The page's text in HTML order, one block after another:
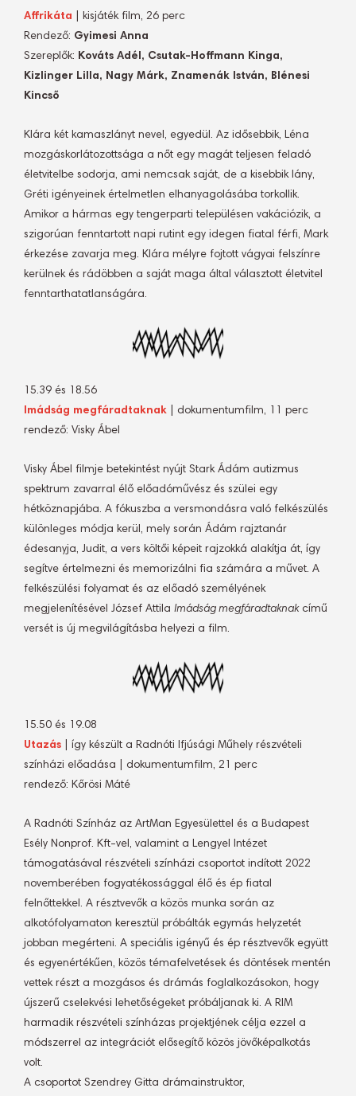
Affrikáta
| kisjáték film, 26 perc
Rendező: Gyimesi Anna
Szereplők: Kováts Adél, Csutak-Hoffmann Kinga,
Kizlinger Lilla, Nagy Márk, Znamenák István, Blénesi
Kincső
Klára két kamaszlányt nevel, egyedül. Az idősebbik, Léna
mozgáskorlátozottsága a nőt egy magát teljesen feladó
életvitelbe sodorja, ami nemcsak saját, de a kisebbik lány,
Gréti igényeinek értelmetlen elhanyagolásába torkollik.
Amikor a hármas egy tengerparti településen vakációzik, a
szigorúan fenntartott napi rutint egy idegen fiatal férfi, Mark
érkezése zavarja meg. Klára mélyre fojtott vágyai felszínre
kerülnek és rádöbben a saját maga által választott életvitel
fenntarthatatlanságára.
15.39 és 18.56
Imádság megfáradtaknak
| dokumentumfilm, 11 perc
rendező: Visky Ábel
Visky Ábel filmje betekintést nyújt Stark Ádám autizmus
spektrum zavarral élő előadóművész és szülei egy
hétköznapjába. A fókuszba a versmondásra való felkészülés
különleges módja kerül, mely során Ádám rajztanár
édesanyja, Judit, a vers költői képeit rajzokká alakítja át, így
segítve értelmezni és memorizálni fia számára a művet. A
felkészülési folyamat és az előadó személyének
megjelenítésével József Attila Imádság megfáradtaknakcímű
versét is új megvilágításba helyezi a film.
15.50 és 19.08
Utazás
| így készült a Radnóti Ifjúsági Műhely részvételi
színházi előadása | dokumentumfilm, 21 perc
rendező: Kőrösi Máté
A Radnóti Színház az ArtMan Egyesülettel és a Budapest
Esély Nonprof. Kft-vel, valamint a Lengyel Intézet
támogatásával részvételi színházi csoportot indított 2022
novemberében fogyatékossággal élő és ép fiatal
felnőttekkel. A résztvevők a közös munka során az
alkotófolyamaton keresztül próbálták egymás helyzetét
jobban megérteni. A speciális igényű és ép résztvevők együtt
és egyenértékűen, közös témafelvetések és döntések mentén
vettek részt a mozgásos és drámás foglalkozásokon, hogy
újszerű cselekvési lehetőségeket próbáljanak ki. A RIM
harmadik részvételi színházas projektjének célja ezzel a
módszerrel az integrációt elősegítő közös jövőképalkotás
volt.
A csoportot Szendrey Gitta drámainstruktor,